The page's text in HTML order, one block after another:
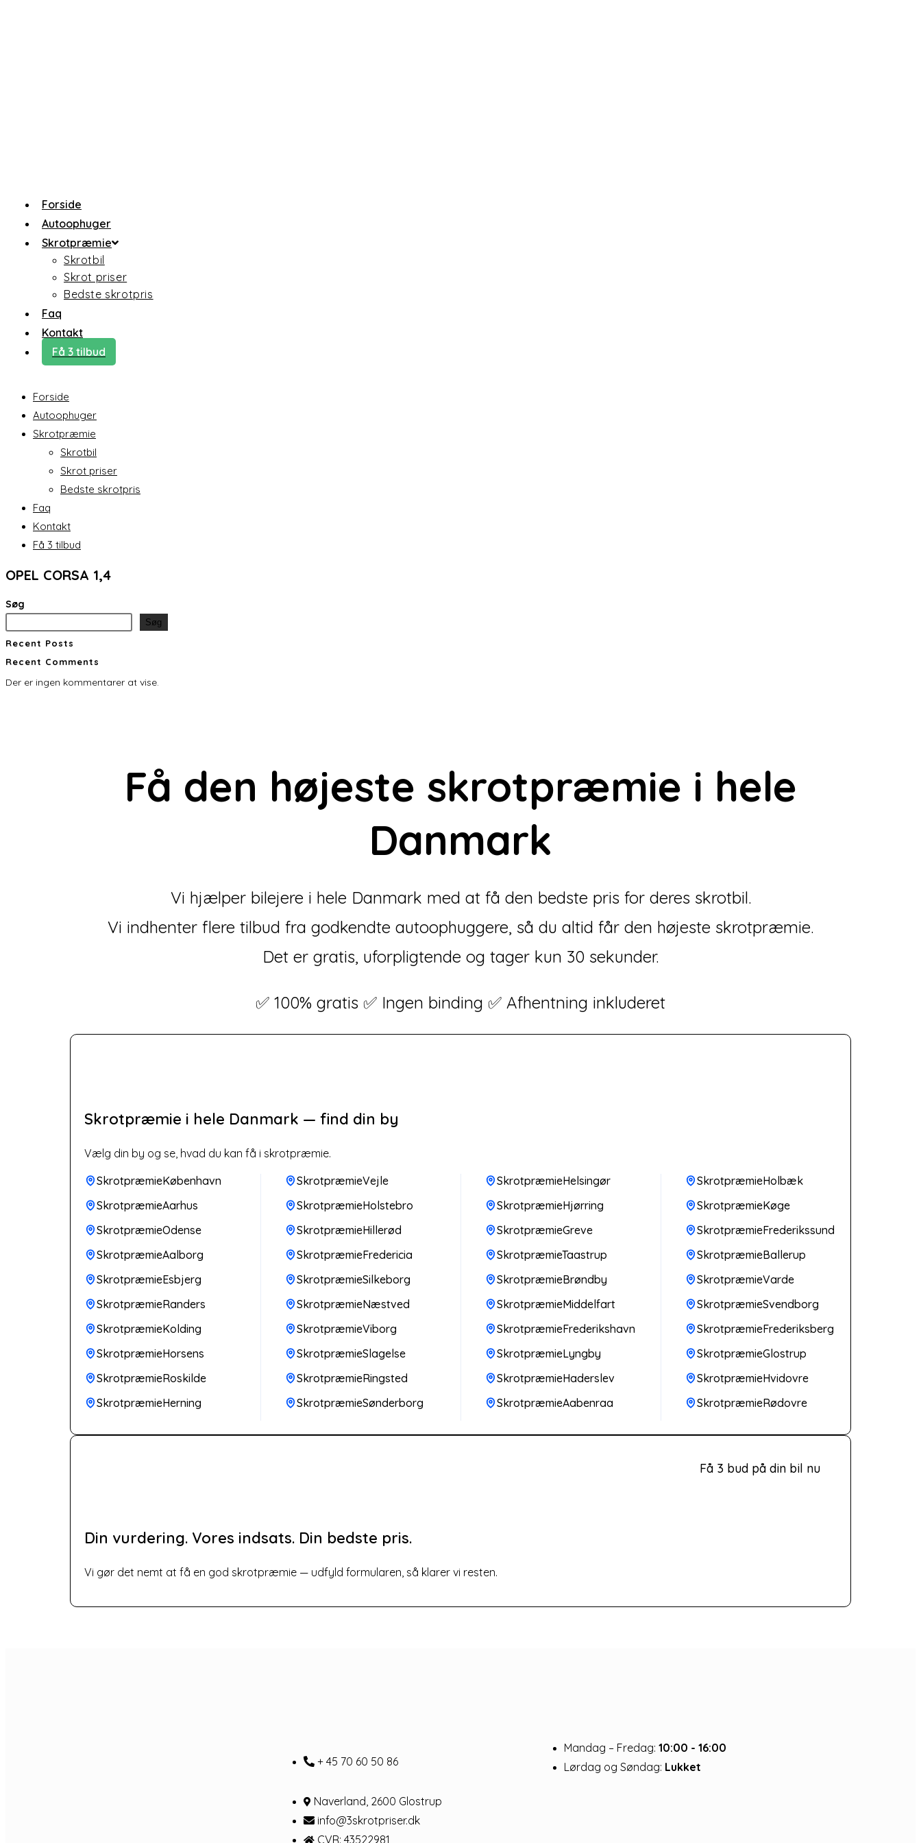
Forside
Autoophuger
Skrotpræmie
Skrotbil
Skrot priser
Bedste skrotpris
Faq
Kontakt
Få 3 tilbud
Forside
Autoophuger
Skrotpræmie
Skrotbil
Skrot priser
Bedste skrotpris
Faq
Kontakt
Få 3 tilbud
OPEL CORSA 1,4
Søg
Søg
Recent Posts
Recent Comments
Der er ingen kommentarer at vise.
Få den højeste skrotpræmie i hele
Danmark
Vi hjælper bilejere i hele Danmark med at få den bedste pris for deres skrotbil.
Vi indhenter flere tilbud fra godkendte autoophuggere, så du altid får den højeste skrotpræmie.
Det er gratis, uforpligtende og tager kun 30 sekunder.
✅ 100% gratis ✅ Ingen binding ✅ Afhentning inkluderet
Skrotpræmie i hele Danmark — find din by
Vælg din by og se, hvad du kan få i skrotpræmie.
SkrotpræmieKøbenhavn
SkrotpræmieAarhus
SkrotpræmieOdense
SkrotpræmieAalborg
SkrotpræmieEsbjerg
SkrotpræmieRanders
SkrotpræmieKolding
SkrotpræmieHorsens
SkrotpræmieRoskilde
SkrotpræmieHerning
SkrotpræmieVejle
SkrotpræmieHolstebro
SkrotpræmieHillerød
SkrotpræmieFredericia
SkrotpræmieSilkeborg
SkrotpræmieNæstved
SkrotpræmieViborg
SkrotpræmieSlagelse
SkrotpræmieRingsted
SkrotpræmieSønderborg
SkrotpræmieHelsingør
SkrotpræmieHjørring
SkrotpræmieGreve
SkrotpræmieTaastrup
SkrotpræmieBrøndby
SkrotpræmieMiddelfart
SkrotpræmieFrederikshavn
SkrotpræmieLyngby
SkrotpræmieHaderslev
SkrotpræmieAabenraa
SkrotpræmieHolbæk
SkrotpræmieKøge
SkrotpræmieFrederikssund
SkrotpræmieBallerup
SkrotpræmieVarde
SkrotpræmieSvendborg
SkrotpræmieFrederiksberg
SkrotpræmieGlostrup
SkrotpræmieHvidovre
SkrotpræmieRødovre
Din vurdering. Vores indsats. Din bedste pris.
Vi gør det nemt at få en god skrotpræmie — udfyld formularen, så klarer vi resten.
Få 3 bud på din bil nu
+ 45 70 60 50 86
Naverland, 2600 Glostrup
info@3skrotpriser.dk
CVR: 43522981
Mandag – Fredag: 10:00 - 16:00
Lørdag og Søndag: Lukket